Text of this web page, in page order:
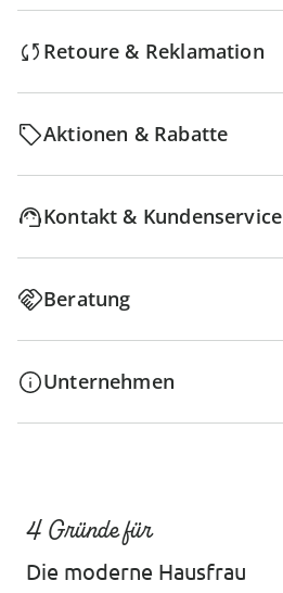
Retoure & Reklamation
Aktionen & Rabatte
Kontakt & Kundenservice
Beratung
Unternehmen
4 Gründe für
Die moderne Hausfrau